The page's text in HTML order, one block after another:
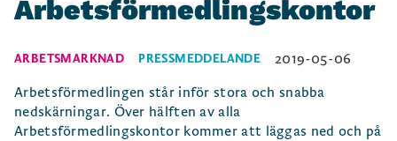
Arbetsförmedlingskontor
ARBETSMARKNAD PRESSMEDDELANDE
2019-05-06
Arbetsförmedlingen står inför stora och snabba
nedskärningar. Över hälften av alla
Arbetsförmedlingskontor kommer att läggas ned och på